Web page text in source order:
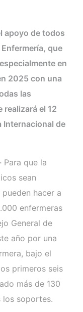
apoyo de todos
que
en
2025 con una
las
realizará el 12
Internacional de
Para que la
sean
hacer a
enfermeras
General de
año por una
bajo el
primeros seis
más de 130
los soportes.